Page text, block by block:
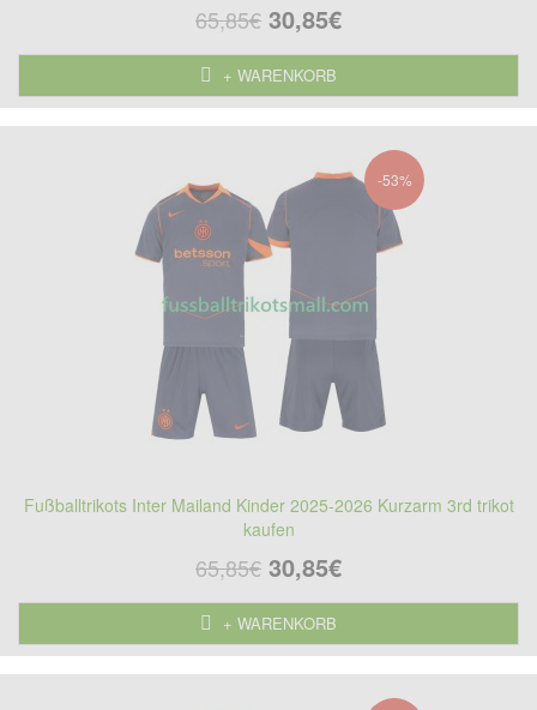
65,85€ 30,85€
+ WARENKORB
-53%
Fußballtrikots Inter Mailand Kinder 2025-2026 Kurzarm 3rd trikot
kaufen
65,85€ 30,85€
+ WARENKORB